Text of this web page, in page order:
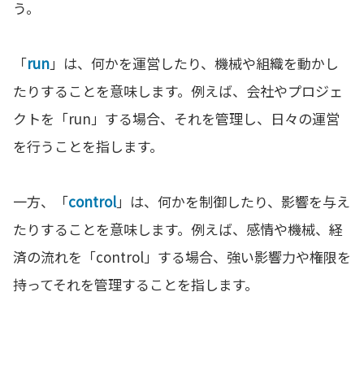
う。
「run」は、何かを運営したり、機械や組織を動かし
たりすることを意味します。例えば、会社やプロジェ
クトを「run」する場合、それを管理し、日々の運営
を行うことを指します。
一方、「control」は、何かを制御したり、影響を与え
たりすることを意味します。例えば、感情や機械、経
済の流れを「control」する場合、強い影響力や権限を
持ってそれを管理することを指します。